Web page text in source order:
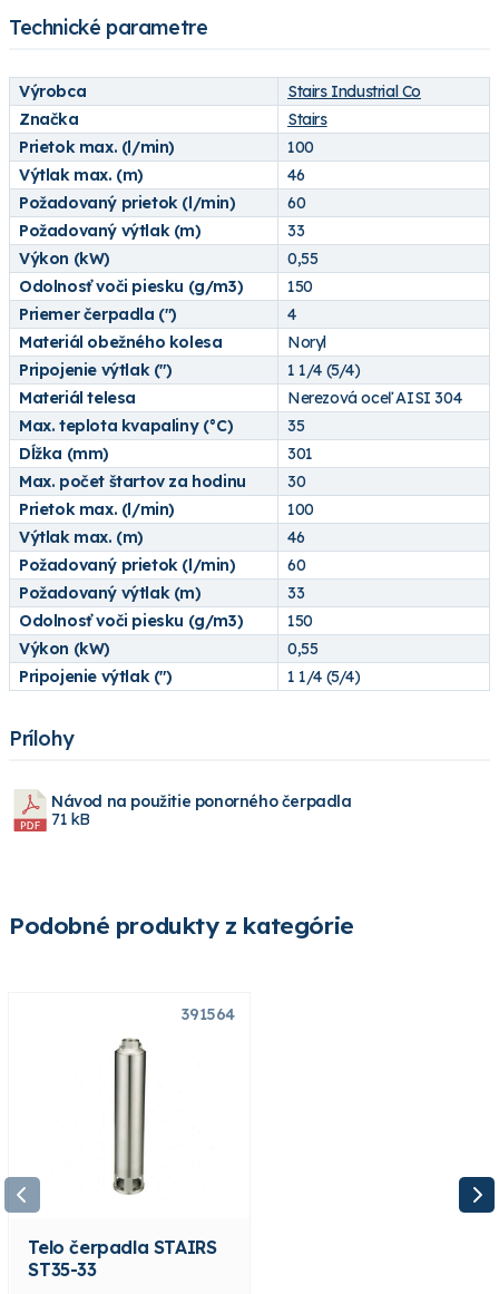
Technické parametre
Výrobca
Stairs Industrial Co
Značka
Stairs
Prietok max. (l/min)
100
Výtlak max. (m)
46
Požadovaný prietok (l/min)
60
Požadovaný výtlak (m)
33
Výkon (kW)
0,55
Odolnosť voči piesku (g/m3)
150
Priemer čerpadla (")
4
Materiál obežného kolesa
Noryl
Pripojenie výtlak (")
1 1/4 (5/4)
Materiál telesa
Nerezová oceľ AISI 304
Max. teplota kvapaliny (°C)
35
Dĺžka (mm)
301
Max. počet štartov za hodinu
30
Prietok max. (l/min)
100
Výtlak max. (m)
46
Požadovaný prietok (l/min)
60
Požadovaný výtlak (m)
33
Odolnosť voči piesku (g/m3)
150
Výkon (kW)
0,55
Pripojenie výtlak (")
1 1/4 (5/4)
Prílohy
Návod na použitie ponorného čerpadla
71 kB
Podobné produkty z kategórie
391564
Telo čerpadla STAIRS
ST35-33